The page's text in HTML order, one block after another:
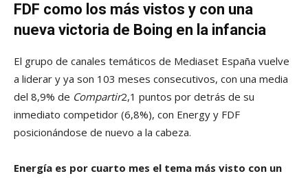
FDF como los más vistos y con una
nueva victoria de Boing en la infancia
El grupo de canales temáticos de Mediaset España vuelve
a liderar y ya son 103 meses consecutivos, con una media
del 8,9% de Compartir2,1 puntos por detrás de su
inmediato competidor (6,8%), con Energy y FDF
posicionándose de nuevo a la cabeza.
Energía es por cuarto mes el tema más visto con un